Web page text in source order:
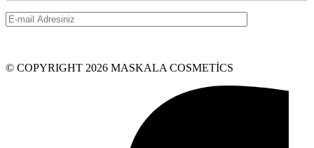
© COPYRIGHT 2026 MASKALA COSMETİCS